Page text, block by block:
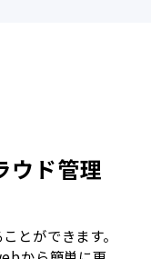
ウド管理
とができます。